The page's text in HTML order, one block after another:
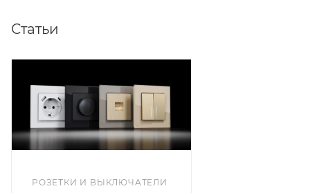
Статьи
РОЗЕТКИ И ВЫКЛЮЧАТЕЛИ